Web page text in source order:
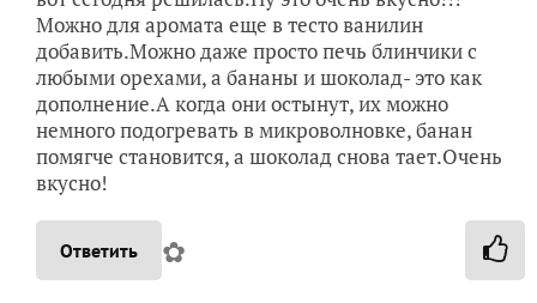
Можно для аромата еще в тесто ванилин
добавить.Можно даже просто печь блинчики с
любыми орехами, а бананы и шоколад- это как
дополнение.А когда они остынут, их можно
немного подогревать в микроволновке, банан
помягче становится, а шоколад снова тает.Очень
вкусно!
Ответить ✿